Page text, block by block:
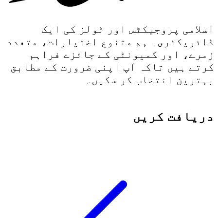
اسلامی پروجیکٹس اور ٹولز کی ایک
ڈائریکٹری۔ ہم متنوع اختیارات، متعدد
زمرے، اور کمیونٹی کے جائزے فراہم
کرتے ہیں تاکہ آپ اپنی ضرورت کے مطابق
بہترین انتخاب کر سکیں۔
دریافت کریں